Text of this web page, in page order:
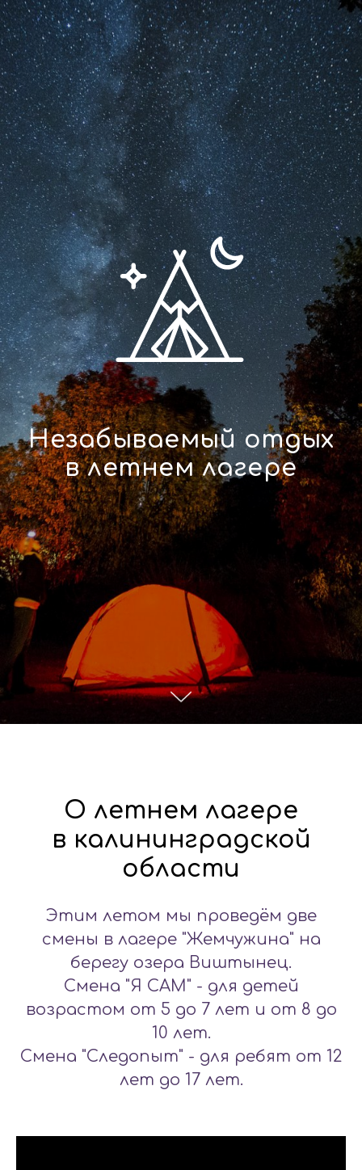
Незабываемый отдых
в летнем лагере
О летнем лагере
в калининградской
области
Этим летом мы проведём две
смены в лагере "Жемчужина" на
берегу озера Виштынец.
Смена "Я САМ" - для детей
возрастом от 5 до 7 лет и от 8 до
10 лет.
Смена "Следопыт" - для ребят от 12
лет до 17 лет.